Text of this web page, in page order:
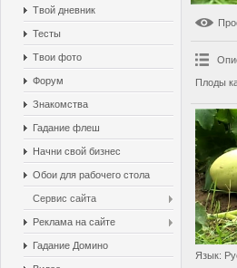
Твой дневник
Тесты
Твои фото
Форум
Знакомства
Гадание флеш
Начни свой бизнес
Обои для рабочего стола
Сервис сайта
Реклама на сайте
Гадание Домино
Плоды
Язык: